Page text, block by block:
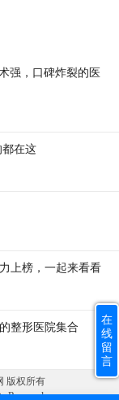
强，口碑炸裂的医
都在这
上榜，一起来看看
整形医院集合
在
线
留
言
版权所有
Reserved.